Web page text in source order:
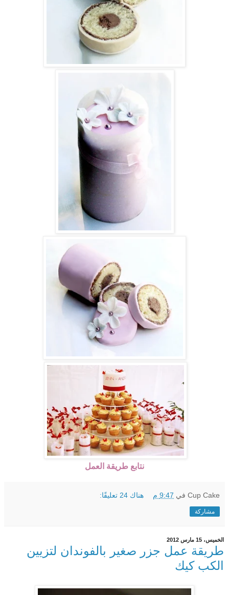
نتابع طريقة العمل
Cup Cake في 9:47 م هناك 24 تعليقًا:
مشاركة
الخميس، 15 مارس 2012
طريقة عمل جزر صغير بالفوندان لتزيين
الكب كيك